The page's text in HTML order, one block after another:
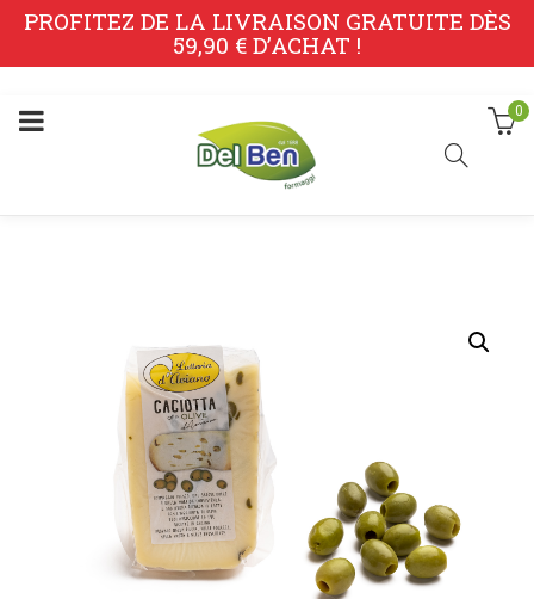
PROFITEZ DE LA LIVRAISON GRATUITE DÈS
59,90 € D’ACHAT !
0